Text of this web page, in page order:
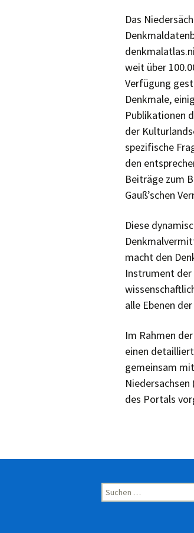
Garbsen
Das
weit über
Verfügung
Denkmale,
Publikationen
der
spezifische
den
Beiträge zum
Gauß’schen
Diese
macht den
Instrument
alle Ebenen
Im Rahmen
einen
gemeinsam
des Portals
Suchen
nach: